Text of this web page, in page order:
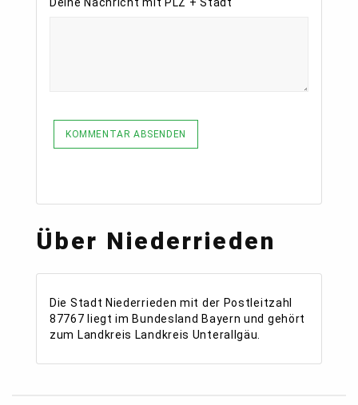
Deine Nachricht mit PLZ + Stadt
KOMMENTAR ABSENDEN
Über Niederrieden
Die Stadt Niederrieden mit der Postleitzahl
87767 liegt im Bundesland Bayern und gehört
zum Landkreis Landkreis Unterallgäu.